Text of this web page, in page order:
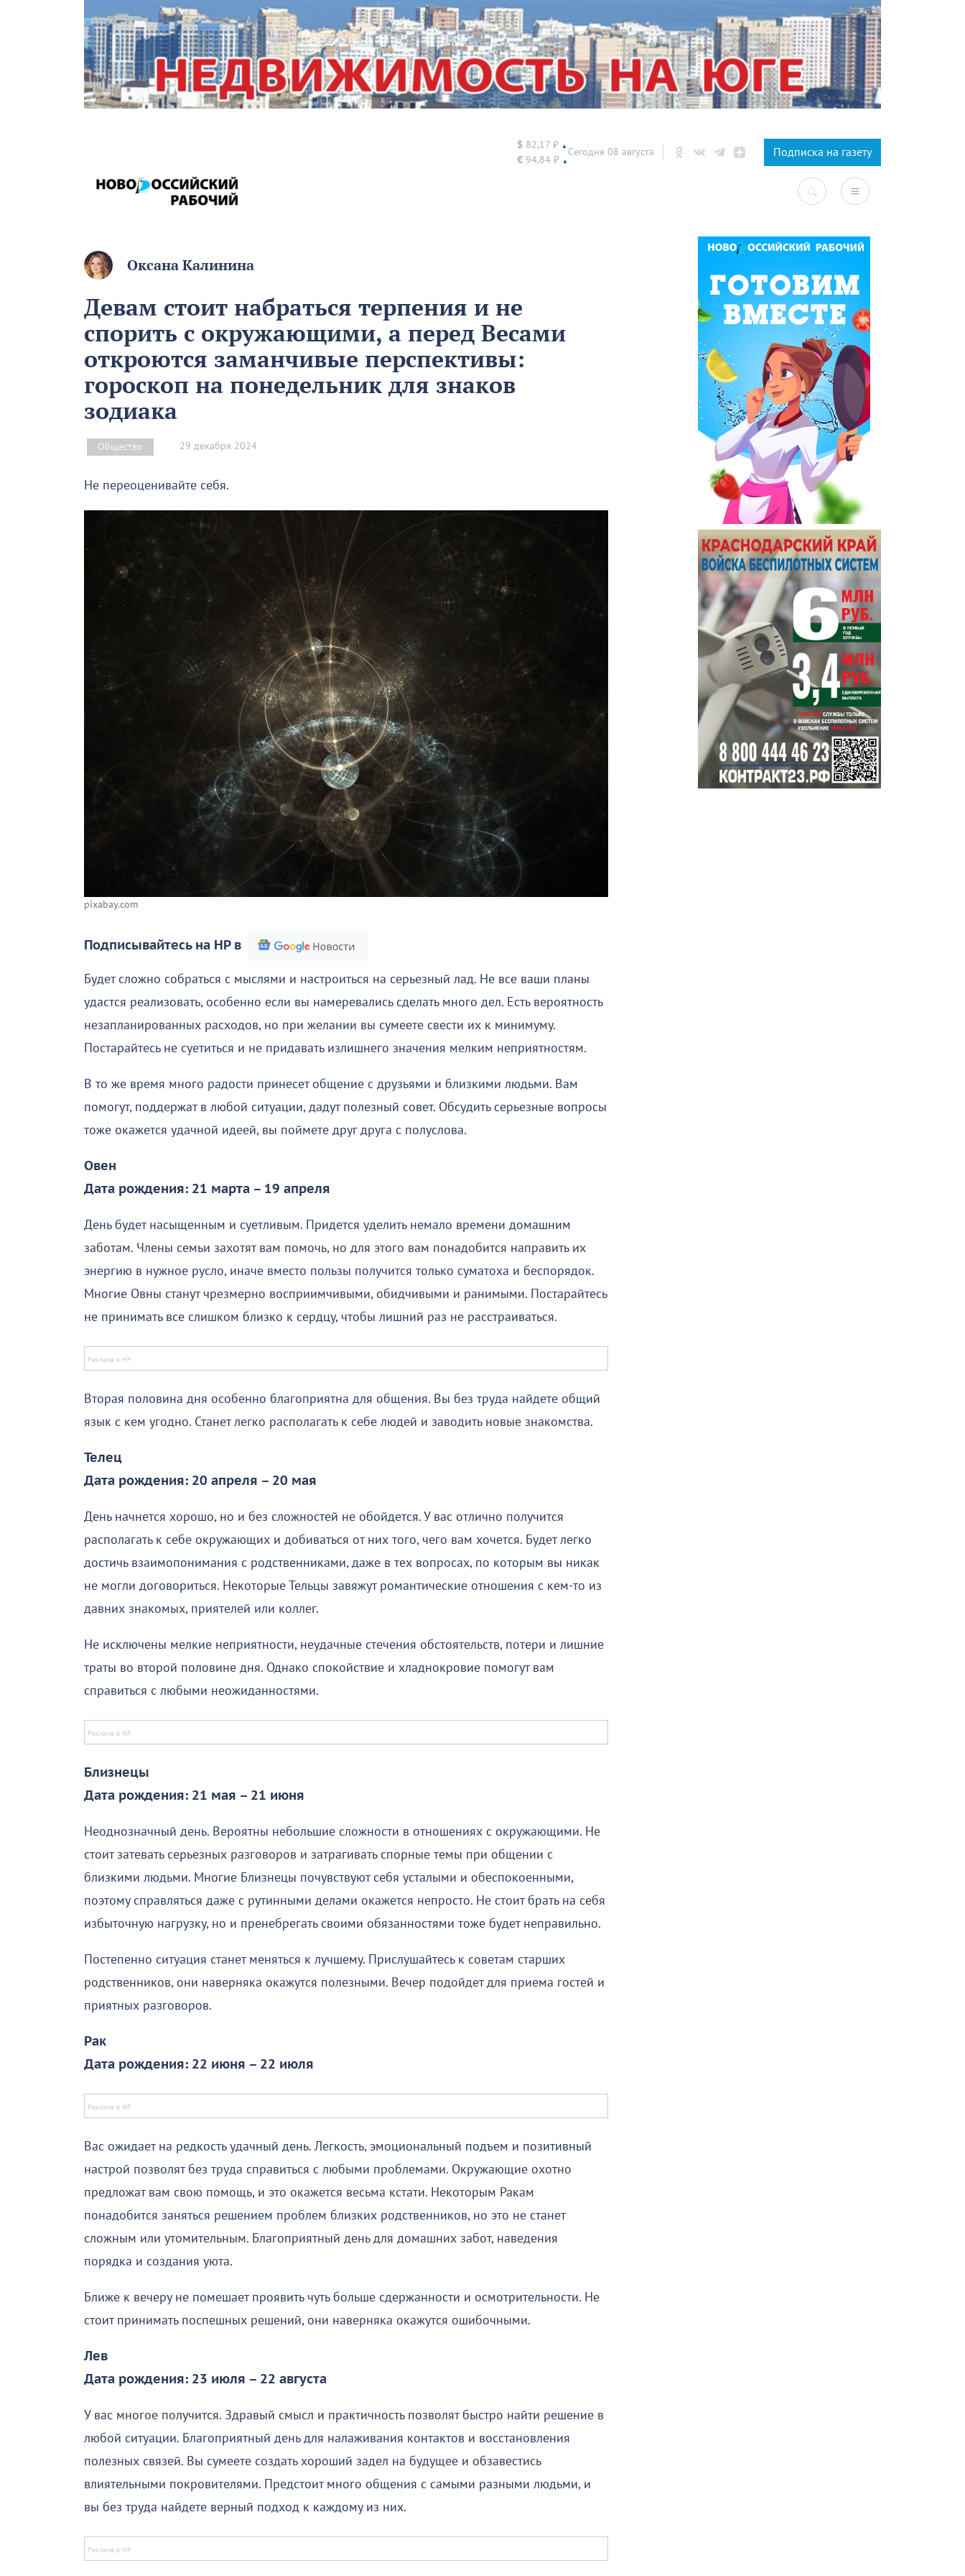
$ 82,17 ₽ ▲
€ 94,84 ₽ ▲
Сегодня 08 августа Подписка на газету
Оксана Калинина
Девам стоит набраться терпения и не
спорить с окружающими, а перед Весами
откроются заманчивые перспективы:
гороскоп на понедельник для знаков
зодиака
Общество 29 декабря 2024
Не переоценивайте себя.
pixabay.com
Подписывайтесь на НР в
Будет сложно собраться с мыслями и настроиться на серьезный лад. Не все ваши планы
удастся реализовать, особенно если вы намеревались сделать много дел. Есть вероятность
незапланированных расходов, но при желании вы сумеете свести их к минимуму.
Постарайтесь не суетиться и не придавать излишнего значения мелким неприятностям.
В то же время много радости принесет общение с друзьями и близкими людьми. Вам
помогут, поддержат в любой ситуации, дадут полезный совет. Обсудить серьезные вопросы
тоже окажется удачной идеей, вы поймете друг друга с полуслова.
Овен
Дата рождения: 21 марта – 19 апреля
День будет насыщенным и суетливым. Придется уделить немало времени домашним
заботам. Члены семьи захотят вам помочь, но для этого вам понадобится направить их
энергию в нужное русло, иначе вместо пользы получится только суматоха и беспорядок.
Многие Овны станут чрезмерно восприимчивыми, обидчивыми и ранимыми. Постарайтесь
не принимать все слишком близко к сердцу, чтобы лишний раз не расстраиваться.
Вторая половина дня особенно благоприятна для общения. Вы без труда найдете общий
язык с кем угодно. Станет легко располагать к себе людей и заводить новые знакомства.
Телец
Дата рождения: 20 апреля – 20 мая
День начнется хорошо, но и без сложностей не обойдется. У вас отлично получится
располагать к себе окружающих и добиваться от них того, чего вам хочется. Будет легко
достичь взаимопонимания с родственниками, даже в тех вопросах, по которым вы никак
не могли договориться. Некоторые Тельцы завяжут романтические отношения с кем-то из
давних знакомых, приятелей или коллег.
Не исключены мелкие неприятности, неудачные стечения обстоятельств, потери и лишние
траты во второй половине дня. Однако спокойствие и хладнокровие помогут вам
справиться с любыми неожиданностями.
Близнецы
Дата рождения: 21 мая – 21 июня
Неоднозначный день. Вероятны небольшие сложности в отношениях с окружающими. Не
стоит затевать серьезных разговоров и затрагивать спорные темы при общении с
близкими людьми. Многие Близнецы почувствуют себя усталыми и обеспокоенными,
поэтому справляться даже с рутинными делами окажется непросто. Не стоит брать на себя
избыточную нагрузку, но и пренебрегать своими обязанностями тоже будет неправильно.
Постепенно ситуация станет меняться к лучшему. Прислушайтесь к советам старших
родственников, они наверняка окажутся полезными. Вечер подойдет для приема гостей и
приятных разговоров.
Рак
Дата рождения: 22 июня – 22 июля
Вас ожидает на редкость удачный день. Легкость, эмоциональный подъем и позитивный
настрой позволят без труда справиться с любыми проблемами. Окружающие охотно
предложат вам свою помощь, и это окажется весьма кстати. Некоторым Ракам
понадобится заняться решением проблем близких родственников, но это не станет
сложным или утомительным. Благоприятный день для домашних забот, наведения
порядка и создания уюта.
Ближе к вечеру не помешает проявить чуть больше сдержанности и осмотрительности. Не
стоит принимать поспешных решений, они наверняка окажутся ошибочными.
Лев
Дата рождения: 23 июля – 22 августа
У вас многое получится. Здравый смысл и практичность позволят быстро найти решение в
любой ситуации. Благоприятный день для налаживания контактов и восстановления
полезных связей. Вы сумеете создать хороший задел на будущее и обзавестись
влиятельными покровителями. Предстоит много общения с самыми разными людьми, и
вы без труда найдете верный подход к каждому из них.